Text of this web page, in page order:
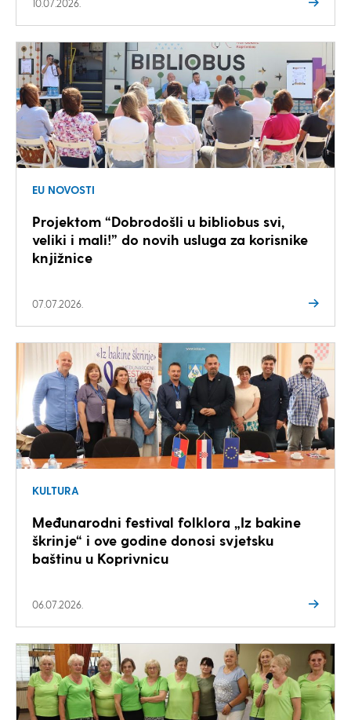
10.07.2026.
EU NOVOSTI
Projektom “Dobrodošli u bibliobus svi,
veliki i mali!” do novih usluga za korisnike
knjižnice
07.07.2026.
KULTURA
Međunarodni festival folklora „Iz bakine
škrinje“ i ove godine donosi svjetsku
baštinu u Koprivnicu
06.07.2026.